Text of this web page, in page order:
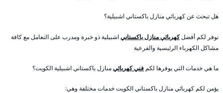
هل تبحث عن كهربائي منازل باكستاني اشبيلية؟
نوفر لكم أفضلكهربائي منازل باكستانياشبيلية ذو خبرة ومدرب على التعامل مع كافة
مشاكل الكهرباء الرئيسية والفرعية
ما هي خدمات التي يوفرها لكم فني كهربائيمنازل باكستاني اشبيلية الكويت؟
يؤمن لكم كهربائي منازل باكستاني الكويت خدمات مختلفة وهي: